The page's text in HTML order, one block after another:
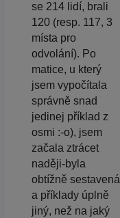
se 214 lidí, brali
120 (resp. 117, 3
místa pro
odvolání). Po
matice, u který
jsem vypočítala
správně snad
jedinej příklad z
osmi :-o), jsem
začala ztrácet
naději-byla
obtížně sestavená
a příklady úplně
jiný, než na jaký